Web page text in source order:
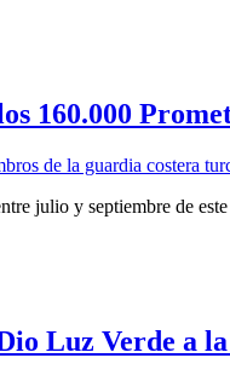
160.000
julio y septiembre de
Luz Verde a